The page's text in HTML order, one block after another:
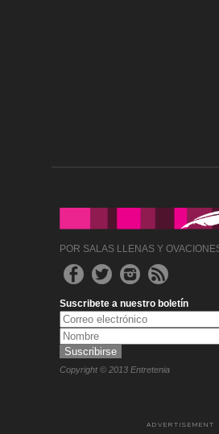
POR SALAS LLENAS Y
Suscribete a nuestro boletín
Copyright © 2013 Entretenia
ADVERTISEMENT